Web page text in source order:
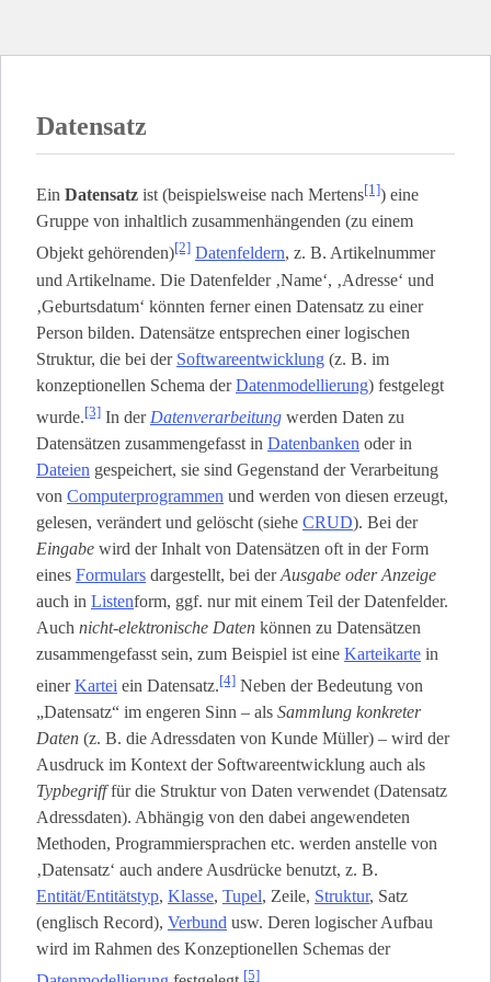
Datensatz
Ein Datensatz ist (beispielsweise nach Mertens[1]) eine
Gruppe von inhaltlich zusammenhängenden (zu einem
Objekt gehörenden)[2] Datenfeldern, z. B. Artikelnummer
und Artikelname. Die Datenfelder ‚Name‘, ‚Adresse‘ und
‚Geburtsdatum‘ könnten ferner einen Datensatz zu einer
Person bilden. Datensätze entsprechen einer logischen
Struktur, die bei der Softwareentwicklung (z. B. im
konzeptionellen Schema derDatenmodellierung) festgelegt
wurde.[3] In der Datenverarbeitung werden Daten zu
Datensätzen zusammengefasst in Datenbanken oder in
Dateien gespeichert, sie sind Gegenstand der Verarbeitung
von Computerprogrammen und werden von diesen erzeugt,
gelesen, verändert und gelöscht (siehe CRUD). Bei der
Eingabe wird der Inhalt von Datensätzen oft in der Form
eines Formulars dargestellt, bei derAusgabe oder Anzeige
auch in Listen­form, ggf. nur mit einem Teil der Datenfelder.
Auch nicht-elektronische Daten können zu Datensätzen
zusammengefasst sein, zum Beispiel ist eine Karteikarte in
einerKartei ein Datensatz.[4] Neben der Bedeutung von
„Datensatz“ im engeren Sinn – als Sammlung konkreter
Daten (z. B. die Adressdaten von Kunde Müller) – wird der
Ausdruck im Kontext der Softwareentwicklung auch als
Typbegrifffür die Struktur von Daten verwendet (Datensatz
Adressdaten). Abhängig von den dabei angewendeten
Methoden, Programmiersprachen etc. werden anstelle von
‚Datensatz‘ auch andere Ausdrücke benutzt, z. B.
Entität/Entitätstyp, Klasse, Tupel, Zeile, Struktur, Satz
(englisch Record), Verbund usw. Deren logischer Aufbau
wird im Rahmen des Konzeptionellen Schemas der
[5]